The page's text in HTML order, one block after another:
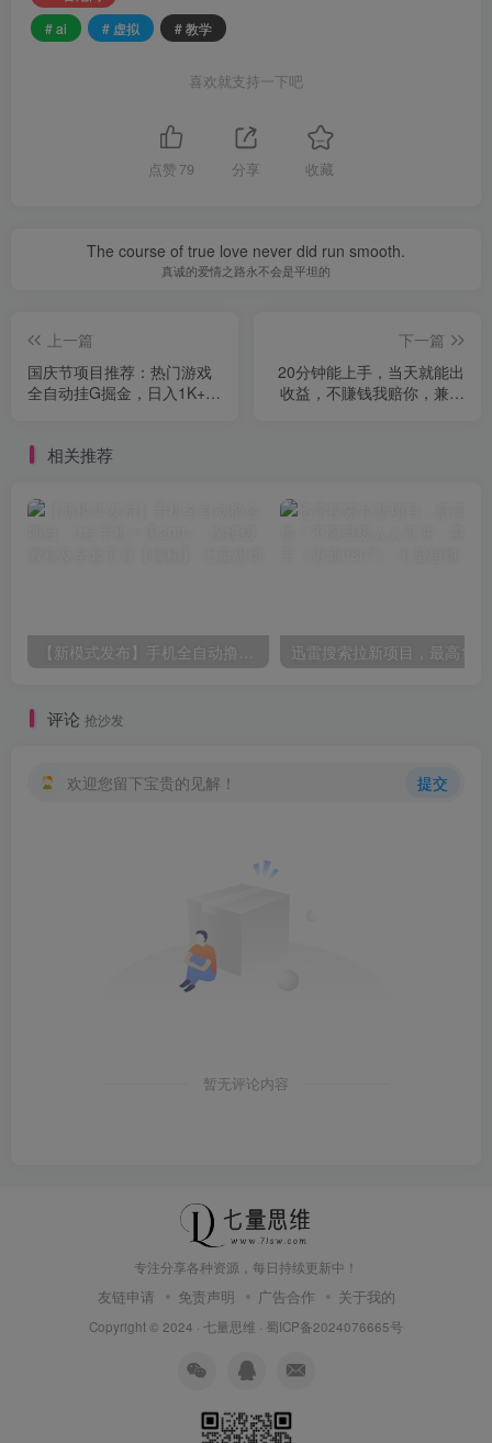
# ai
# 虚拟 # 教学
喜欢就支持一下吧
点赞 79 分享 收藏
The course of true love never did run smooth.
真诚的爱情之路永不会是平坦的
上一篇
国庆节项目推荐：热门游戏
全自动挂G掘金，日入1K+，
下一篇
20分钟能上手，当天就能出
收益，不賺钱我赔你，兼职
相关推荐
评论 抢沙发
欢迎您留下宝贵的见解！ 提交
暂无评论内容
专注分享各种资源，每日持续更新中！
友链申请 免责声明 广告合作 关于我的
Copyright © 2024 · 七量思维 · 蜀ICP备2024076665号